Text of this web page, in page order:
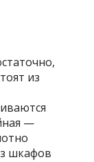
из
—
шкафов